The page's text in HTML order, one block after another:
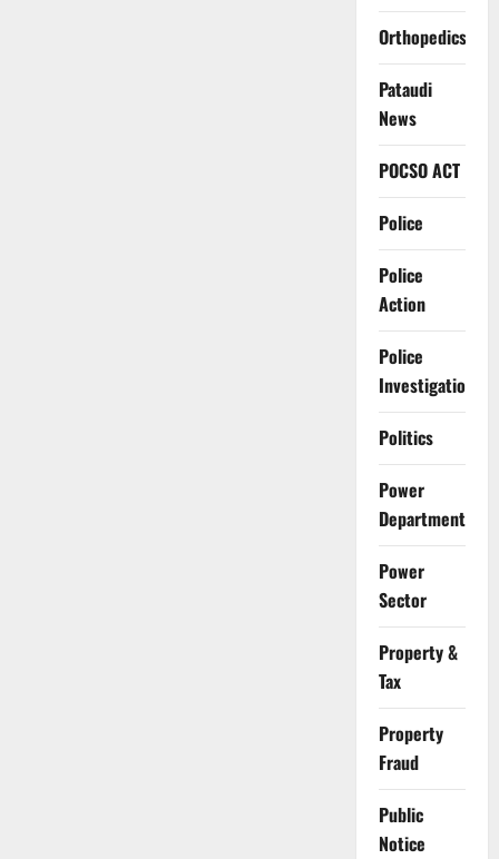
Orthopedics
Pataudi
News
POCSO ACT
Police
Police
Action
Police
Investigation
Politics
Power
Department
Power
Sector
Property &
Tax
Property
Fraud
Public
Notice